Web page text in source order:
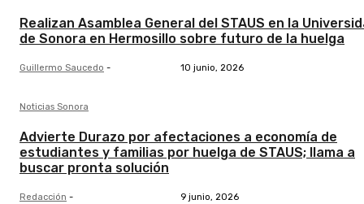
Realizan Asamblea General del STAUS en la
de Sonora en Hermosillo sobre futuro de la huelga
Guillermo Saucedo - 10 junio, 2026
Noticias Sonora
Advierte Durazo por afectaciones a economía de
estudiantes y familias por huelga de STAUS; llama a
buscar pronta solución
Redacción - 9 junio, 2026